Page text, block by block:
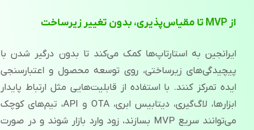
از MVP تا مقیاس‌پذیری، بدون تغییر زیرساخت
ایرانجین به استارتاپ‌ها کمک می‌کند تا بدون درگیر شدن با
پیچیدگی‌های زیرساختی، روی توسعه محصول و اعتبارسنجی
ایده تمرکز کنند. با استفاده از قابلیت‌هایی مثل ارتباط پایدار
ابزارها، لاگ‌گیری، دیتابیس ابری، OTA و API، تیم‌های کوچک
می‌توانند سریع MVP بسازند، زود وارد بازار شوند و در صورت